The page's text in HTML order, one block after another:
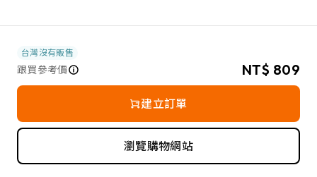
台灣沒有販售
跟買參考價 NT$ 809
建立訂單
瀏覽購物網站